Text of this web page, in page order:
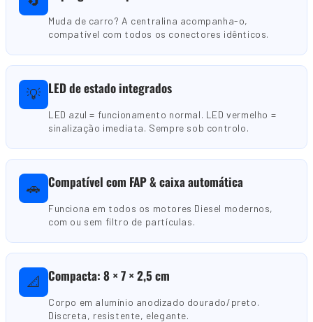
Muda de carro? A centralina acompanha-o,
compatível com todos os conectores idênticos.
💡 LED de estado integrados
LED azul = funcionamento normal. LED vermelho =
sinalização imediata. Sempre sob controlo.
🚗 Compatível com FAP & caixa automática
Funciona em todos os motores Diesel modernos,
com ou sem filtro de partículas.
📐 Compacta: 8 × 7 × 2,5 cm
Corpo em alumínio anodizado dourado/preto.
Discreta, resistente, elegante.